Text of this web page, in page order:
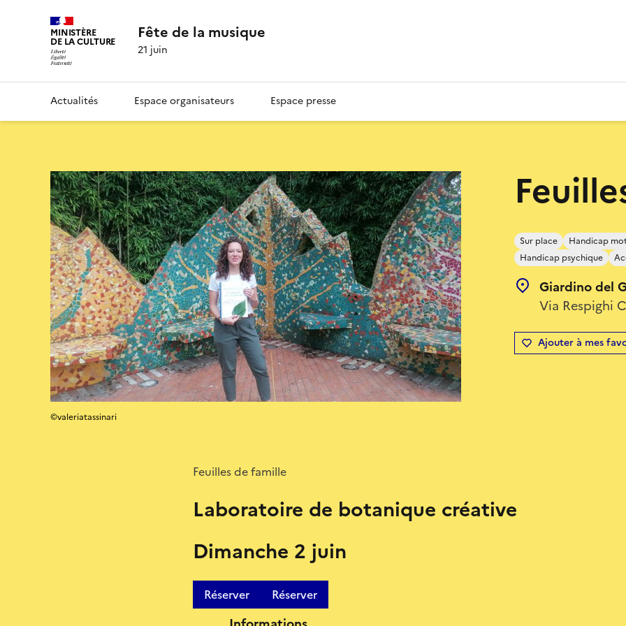
MINISTÈRE
DE LA CULTURE Fête de la musique
21 juin
Actualités Espace organisateurs Espace presse
Sur place
Handicap
Handicap psychique
Giardino del
Via Respighi
Ajouter à mes
©valeriatassinari
Feuilles de famille
Laboratoire de botanique créative
Dimanche 2 juin
Réserver Réserver